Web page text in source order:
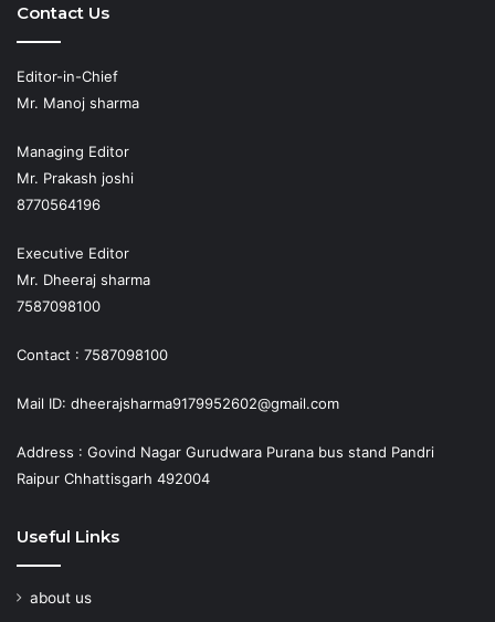
Contact Us
Editor-in-Chief
Mr. Manoj sharma
Managing Editor
Mr. Prakash joshi
8770564196
Executive Editor
Mr. Dheeraj sharma
7587098100
Contact : 7587098100
Mail ID: dheerajsharma9179952602@gmail.com
Address : Govind Nagar Gurudwara Purana bus stand Pandri
Raipur Chhattisgarh 492004
Useful Links
about us